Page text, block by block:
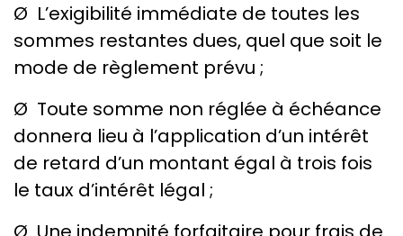
Ø L’exigibilité immédiate de toutes les
sommes restantes dues, quel que soit le
mode de règlement prévu ;
Ø Toute somme non réglée à échéance
donnera lieu à l’application d’un intérêt
de retard d’un montant égal à trois fois
le taux d’intérêt légal ;